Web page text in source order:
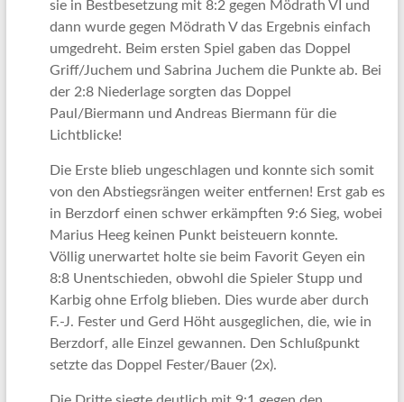
sie in Bestbesetzung mit 8:2 gegen Mödrath VI und
dann wurde gegen Mödrath V das Ergebnis einfach
umgedreht. Beim ersten Spiel gaben das Doppel
Griff/Juchem und Sabrina Juchem die Punkte ab. Bei
der 2:8 Niederlage sorgten das Doppel
Paul/Biermann und Andreas Biermann für die
Lichtblicke!
Die Erste blieb ungeschlagen und konnte sich somit
von den Abstiegsrängen weiter entfernen! Erst gab es
in Berzdorf einen schwer erkämpften 9:6 Sieg, wobei
Marius Heeg keinen Punkt beisteuern konnte.
Völlig unerwartet holte sie beim Favorit Geyen ein
8:8 Unentschieden, obwohl die Spieler Stupp und
Karbig ohne Erfolg blieben. Dies wurde aber durch
F.-J. Fester und Gerd Höht ausgeglichen, die, wie in
Berzdorf, alle Einzel gewannen. Den Schlußpunkt
setzte das Doppel Fester/Bauer (2x).